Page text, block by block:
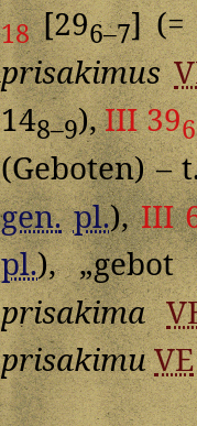
18[296–7]
prisakimus
148–9),III 396
(Geboten) –
gen. pl.),III
pl.),
prisakima
prisakimuVE